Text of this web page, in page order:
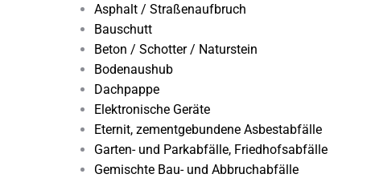
Asphalt / Straßenaufbruch
Bauschutt
Beton / Schotter / Naturstein
Bodenaushub
Dachpappe
Elektronische Geräte
Eternit, zementgebundene Asbestabfälle
Garten- und Parkabfälle, Friedhofsabfälle
Gemischte Bau- und Abbruchabfälle